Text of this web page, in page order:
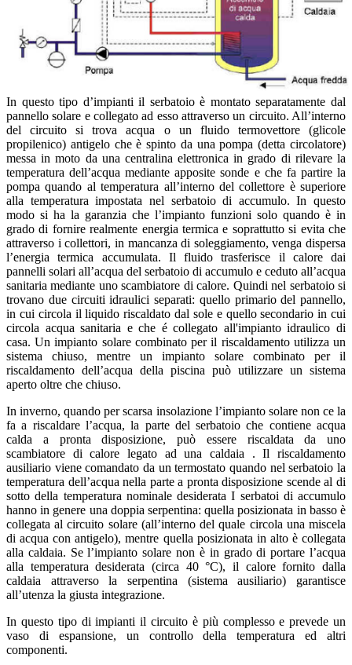
In questo tipo d’impianti il serbatoio è montato separatamente dal
pannello solare e collegato ad esso attraverso un circuito. All’interno
del circuito si trova acqua o un fluido termovettore (glicole
propilenico) antigelo che è spinto da una pompa (detta circolatore)
messa in moto da una centralina elettronica in grado di rilevare la
temperatura dell’acqua mediante apposite sonde e che fa partire la
pompa quando al temperatura all’interno del collettore è superiore
alla temperatura impostata nel serbatoio di accumulo. In questo
modo si ha la garanzia che l’impianto funzioni solo quando è in
grado di fornire realmente energia termica e soprattutto si evita che
attraverso i collettori, in mancanza di soleggiamento, venga dispersa
l’energia termica accumulata. Il fluido trasferisce il calore dai
pannelli solari all’acqua del serbatoio di accumulo e ceduto all’acqua
sanitaria mediante uno scambiatore di calore. Quindi nel serbatoio si
trovano due circuiti idraulici separati: quello primario del pannello,
in cui circola il liquido riscaldato dal sole e quello secondario in cui
circola acqua sanitaria e che é collegato all'impianto idraulico di
casa. Un impianto solare combinato per il riscaldamento utilizza un
sistema chiuso, mentre un impianto solare combinato per il
riscaldamento dell’acqua della piscina può utilizzare un sistema
aperto oltre che chiuso.
In inverno, quando per scarsa insolazione l’impianto solare non ce la
fa a riscaldare l’acqua, la parte del serbatoio che contiene acqua
calda a pronta disposizione, può essere riscaldata da uno
scambiatore di calore legato ad una caldaia . Il riscaldamento
ausiliario viene comandato da un termostato quando nel serbatoio la
temperatura dell’acqua nella parte a pronta disposizione scende al di
sotto della temperatura nominale desiderata I serbatoi di accumulo
hanno in genere una doppia serpentina: quella posizionata in basso è
collegata al circuito solare (all’interno del quale circola una miscela
di acqua con antigelo), mentre quella posizionata in alto è collegata
alla caldaia. Se l’impianto solare non è in grado di portare l’acqua
alla temperatura desiderata (circa 40 °C), il calore fornito dalla
caldaia attraverso la serpentina (sistema ausiliario) garantisce
all’utenza la giusta integrazione.
In questo tipo di impianti il circuito è più complesso e prevede un
vaso di espansione, un controllo della temperatura ed altri
componenti.